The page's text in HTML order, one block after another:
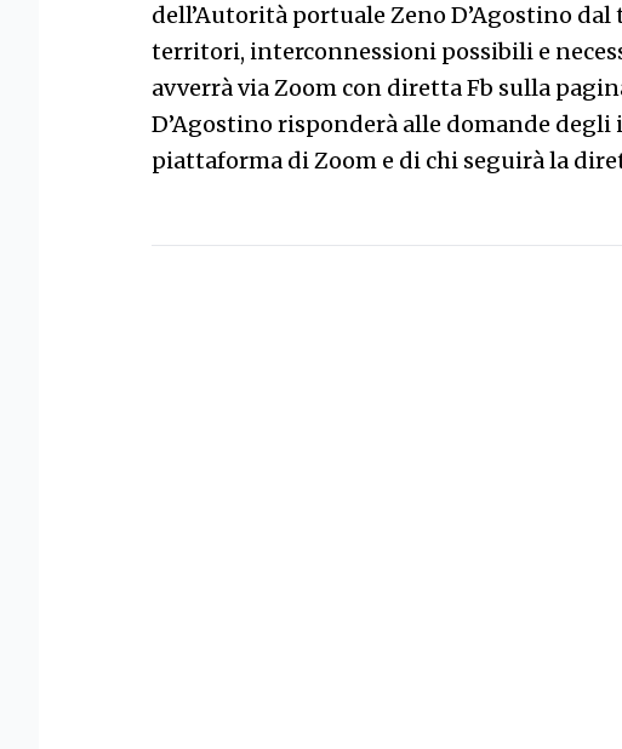
dell’Autorità portuale Zeno D’Agostino
territori, interconnessioni possibili e
avverrà via Zoom con diretta Fb sulla
D’Agostino risponderà alle domande
piattaforma di Zoom e di chi seguirà la